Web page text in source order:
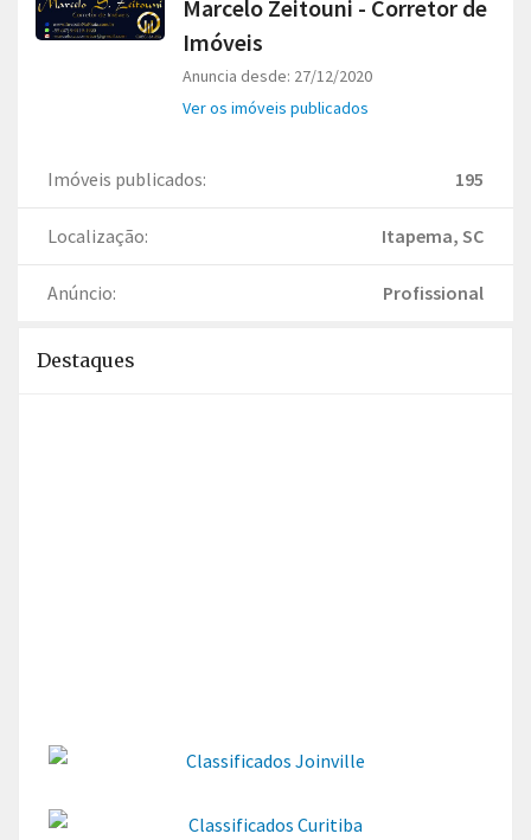
Marcelo Zeitouni - Corretor de
Imóveis
Anuncia desde: 27/12/2020
Ver os imóveis publicados
Imóveis publicados: 195
Localização: Itapema, SC
Anúncio: Profissional
Destaques